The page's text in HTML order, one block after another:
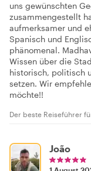
uns gewünschten
zusammengestellt
aufmerksamer und
Spanisch und
phänomenal.
Wissen über die
historisch, politisch
setzen. Wir
möchte!!
Der beste Reiseführer
João